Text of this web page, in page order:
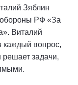
Зяблин
РФ «За
Виталий
каждый вопрос,
решает задачи,